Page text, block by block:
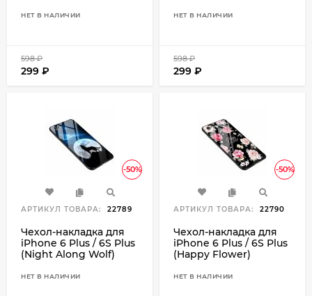
НЕТ В НАЛИЧИИ
598₽
299 ₽
НЕТ В НАЛИЧИИ
598₽
299 ₽
-50%
АРТИКУЛ ТОВАРА: 22789
Чехол-накладка для
iPhone 6 Plus / 6S Plus
(Night Along Wolf)
НЕТ В НАЛИЧИИ
-50%
АРТИКУЛ ТОВАРА: 22790
Чехол-накладка для
iPhone 6 Plus / 6S Plus
(Happy Flower)
НЕТ В НАЛИЧИИ